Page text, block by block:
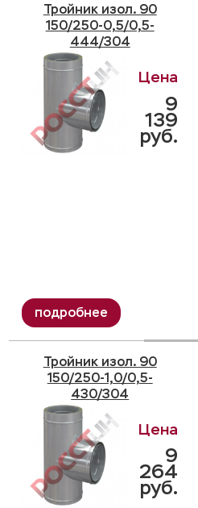
Тройник изол. 90
150/250-0,5/0,5-
444/304
9
139
руб.
Тройник изол. 90
150/250-1,0/0,5-
430/304
9
264
руб.